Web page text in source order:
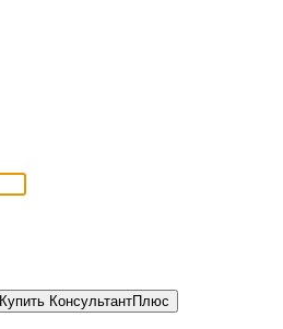
Купить КонсультантПлюс